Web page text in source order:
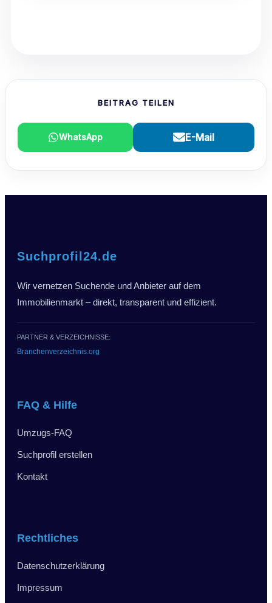
BEITRAG TEILEN
WhatsApp E-Mail
Suchprofil24.de
Wir vernetzen Suchende und Anbieter auf dem
Immobilienmarkt – direkt, transparent und effizient.
PARTNER & VERZEICHNISSE:
Branchenverzeichnis.org
FAQ & Hilfe
Umzugs-FAQ
Suchprofil erstellen
Kontakt
Rechtliches
Datenschutzerklärung
Impressum